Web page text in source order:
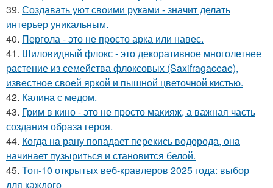
39. Создавать уют своими руками - значит делать
интерьер уникальным.
40. Пергола - это не просто арка или навес.
41. Шиловидный флокс - это декоративное многолетнее
растение из семейства флоксовых (Saxifragaceae),
известное своей яркой и пышной цветочной кистью.
42. Калина с медом.
43. Грим в кино - это не просто макияж, а важная часть
создания образа героя.
44. Когда на рану попадает перекись водорода, она
начинает пузыриться и становится белой.
45. Топ-10 открытых веб-кравлеров 2025 года: выбор
для каждого